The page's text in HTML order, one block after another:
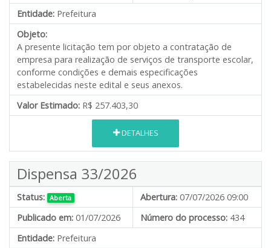
Entidade: Prefeitura
Objeto:
A presente licitação tem por objeto a contratação de
empresa para realização de serviços de transporte escolar,
conforme condições e demais especificações
estabelecidas neste edital e seus anexos.
Valor Estimado: R$ 257.403,30
DETALHES
Dispensa 33/2026
Status: Aberta Abertura: 07/07/2026 09:00
Publicado em: 01/07/2026 Número do processo: 434
Entidade: Prefeitura